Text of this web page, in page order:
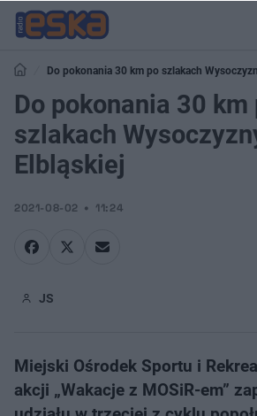
Do pokonania 30 km po szlakach
Do pokonania 30 km
szlakach
Elbląskiej
2021-08-02 11:24
JS
Miejski Ośrodek Sportu i
akcji „Wakacje z MOSiR-em”